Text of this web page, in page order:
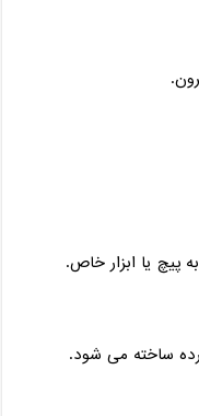
پیچ یا ابزار خاص.
ساخته می ‌شود.